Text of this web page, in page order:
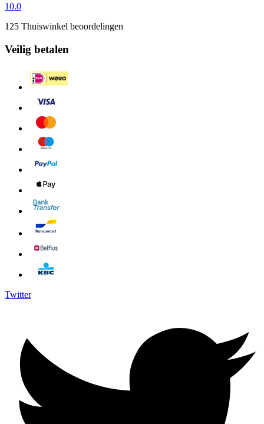
10.0
125 Thuiswinkel beoordelingen
Veilig betalen
Twitter